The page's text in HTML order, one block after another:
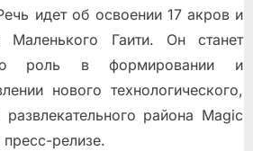
идет об освоении 17 акров и
Маленького Гаити. Он станет
роль в формировании и
нового технологического,
района Magic
релизе.